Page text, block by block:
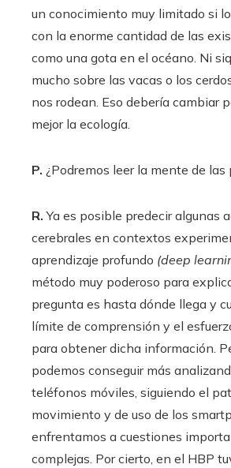
un conocimiento muy limitado si
con la enorme cantidad de las
como una gota en el océano. Ni
mucho sobre las vacas o los
nos rodean. Eso debería cambiar
mejor la ecología.
P. ¿Podremos leer la mente de las
R. Ya es posible predecir algunas
cerebrales en contextos
aprendizaje profundo (deep
método muy poderoso para
pregunta es hasta dónde llega y
límite de comprensión y el
para obtener dicha información.
podemos conseguir más
teléfonos móviles, siguiendo el
movimiento y de uso de los
enfrentamos a cuestiones
complejas. Por cierto, en el HBP